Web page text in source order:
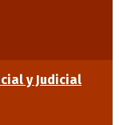
y Judicial